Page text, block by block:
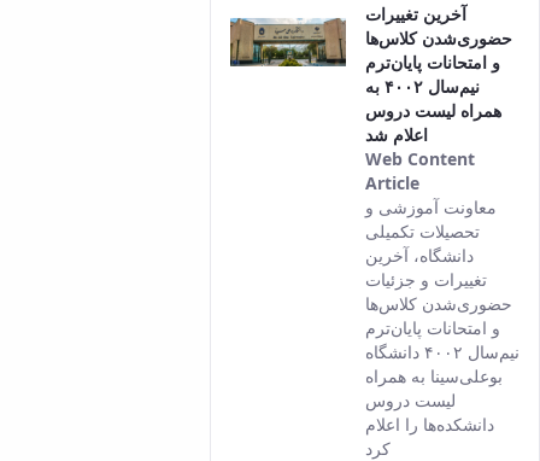
آخرین تغییرات
حضوری‌شدن کلاس‌ها
و امتحانات پایان‌ترم
نیم‌سال ۴۰۰۲ به
همراه لیست دروس
اعلام شد
Web Content
Article
This result
comes from
the Persian
version of
this content.
معاونت آموزشی و
تحصیلات تکمیلی
دانشگاه، آخرین
تغییرات و جزئیات
حضوری‌شدن کلاس‌ها
و امتحانات پایان‌ترم
نیم‌سال ۴۰۰۲ دانشگاه
بوعلی‌سینا به همراه
لیست دروس
دانشکده‌ها را اعلام
کرد